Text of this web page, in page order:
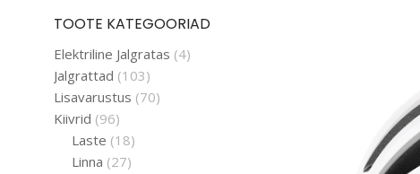
TOOTE KATEGOORIAD
Elektriline Jalgratas (4)
Jalgrattad (103)
Lisavarustus (70)
Kiivrid (96)
Laste (18)
Linna (27)